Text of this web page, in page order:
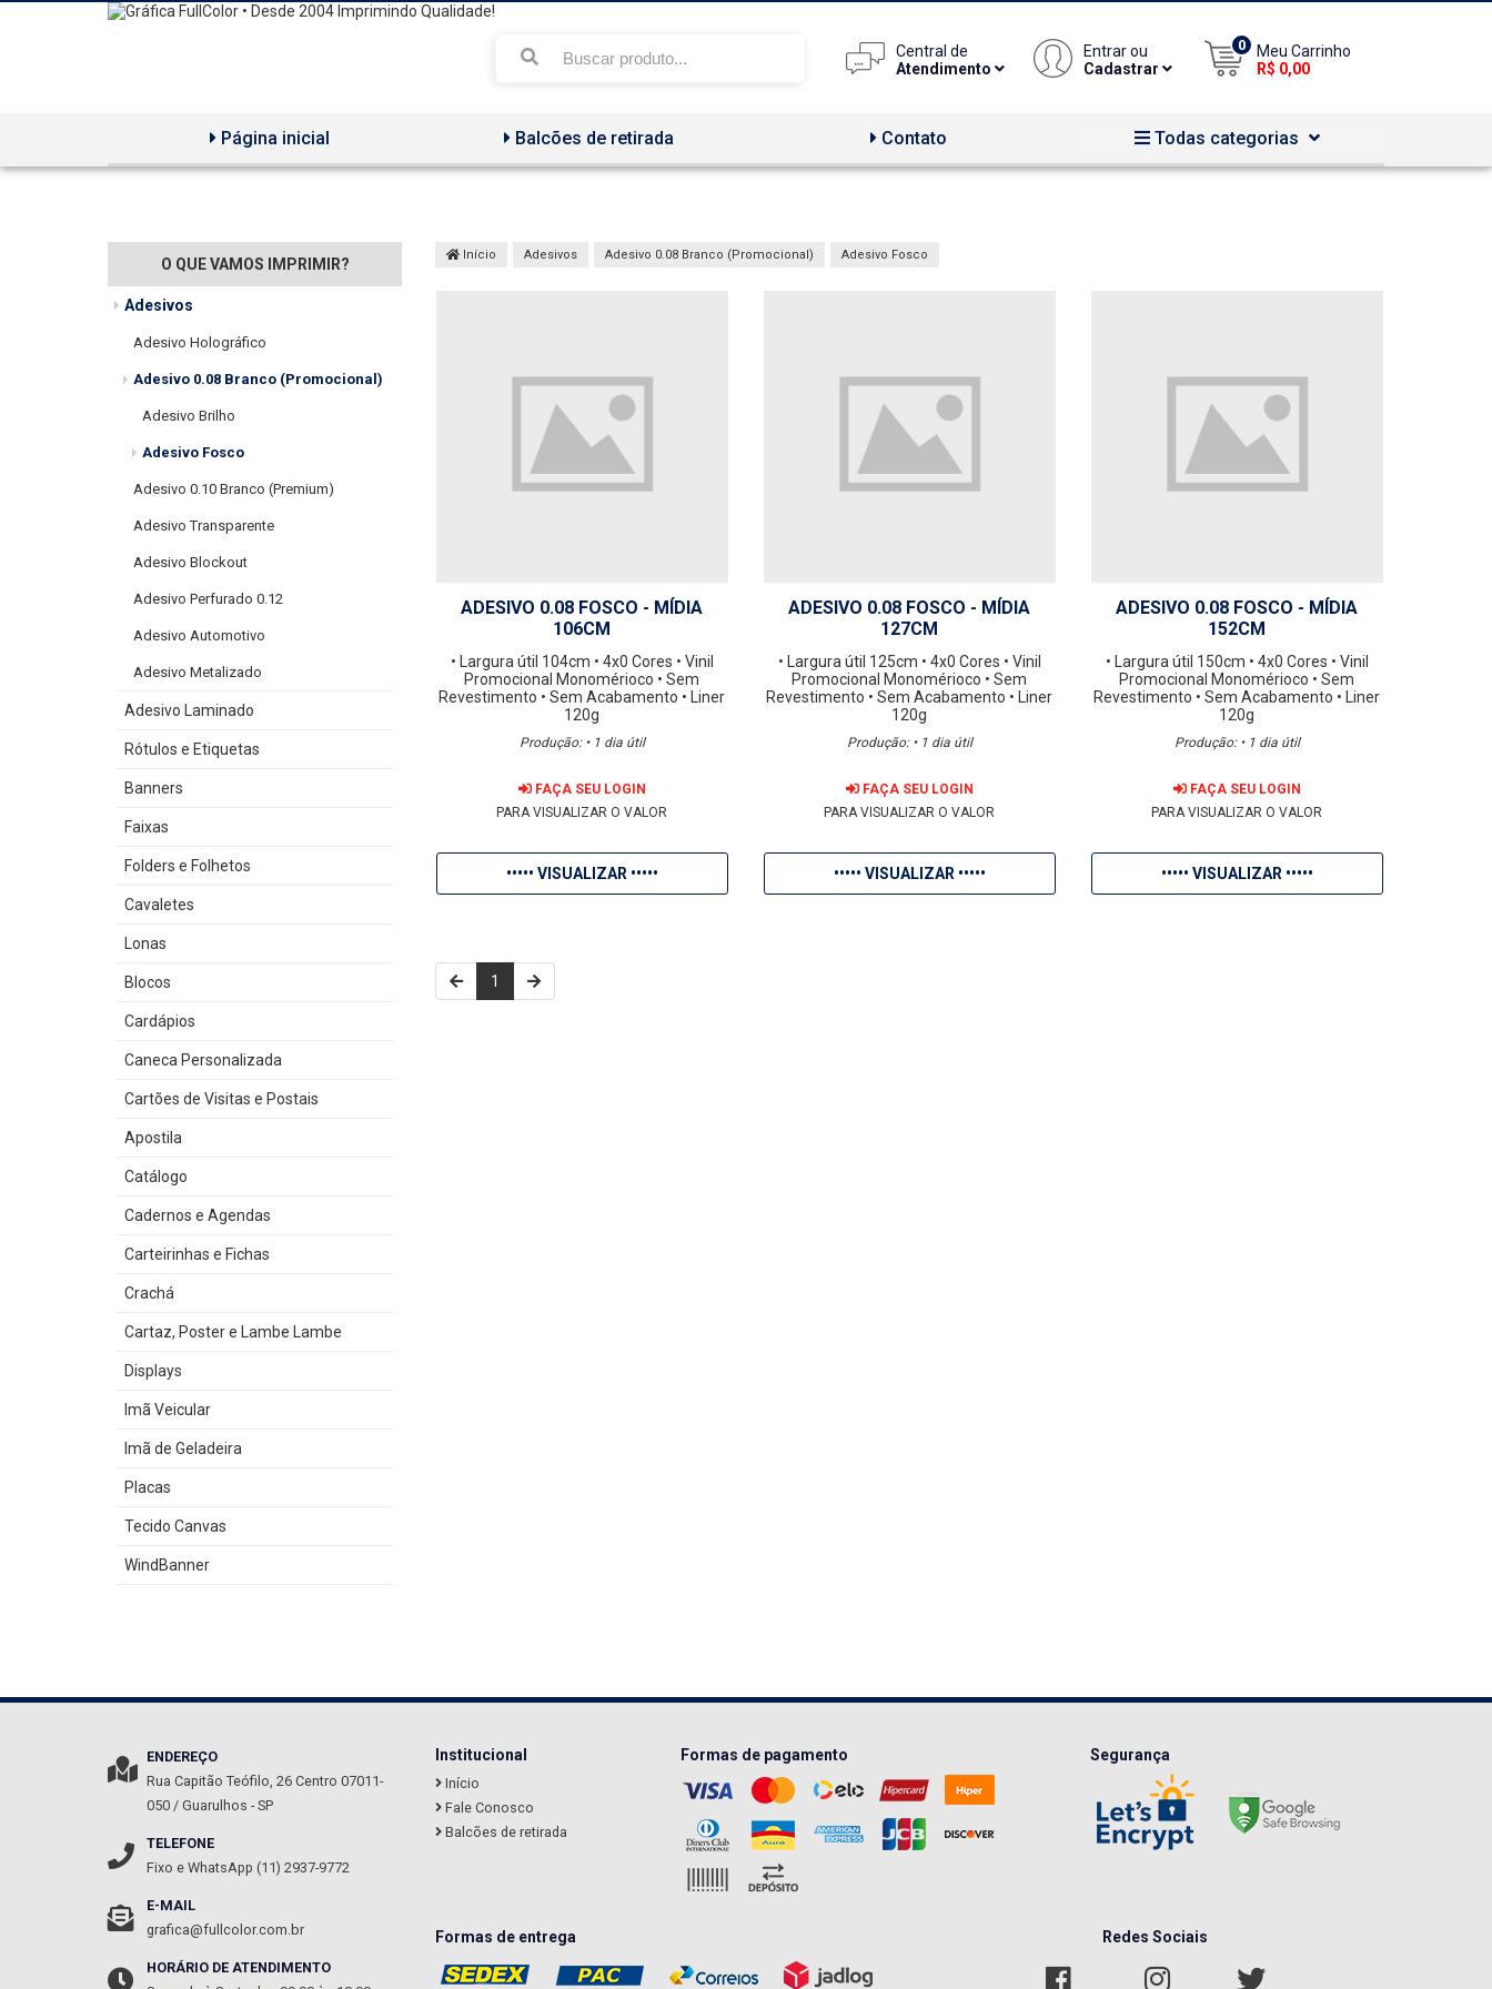
Central de
Atendimento
Entrar ou
Cadastrar
0
Meu Carrinho
R$ 0,00
Página inicial Balcões de retirada Contato Todas categorias
O QUE VAMOS IMPRIMIR?
Adesivos
Adesivo Holográfico
Adesivo 0.08 Branco (Promocional)
Adesivo Brilho
Adesivo Fosco
Adesivo 0.10 Branco (Premium)
Adesivo Transparente
Adesivo Blockout
Adesivo Perfurado 0.12
Adesivo Automotivo
Adesivo Metalizado
Adesivo Laminado
Rótulos e Etiquetas
Banners
Faixas
Folders e Folhetos
Cavaletes
Lonas
Blocos
Cardápios
Caneca Personalizada
Cartões de Visitas e Postais
Apostila
Catálogo
Cadernos e Agendas
Carteirinhas e Fichas
Crachá
Cartaz, Poster e Lambe Lambe
Displays
Imã Veicular
Imã de Geladeira
Placas
Tecido Canvas
WindBanner
Início Adesivos Adesivo 0.08 Branco (Promocional) Adesivo Fosco
ADESIVO 0.08 FOSCO - MÍDIA
106CM
• Largura útil 104cm • 4x0 Cores • Vinil
Promocional Monomérioco • Sem
Revestimento • Sem Acabamento • Liner
120g
Produção: • 1 dia útil
FAÇA SEU LOGIN
PARA VISUALIZAR O VALOR
••••• VISUALIZAR •••••
ADESIVO 0.08 FOSCO - MÍDIA
127CM
• Largura útil 125cm • 4x0 Cores • Vinil
Promocional Monomérioco • Sem
Revestimento • Sem Acabamento • Liner
120g
Produção: • 1 dia útil
FAÇA SEU LOGIN
PARA VISUALIZAR O VALOR
••••• VISUALIZAR •••••
ADESIVO 0.08 FOSCO - MÍDIA
152CM
• Largura útil 150cm • 4x0 Cores • Vinil
Promocional Monomérioco • Sem
Revestimento • Sem Acabamento • Liner
120g
Produção: • 1 dia útil
FAÇA SEU LOGIN
PARA VISUALIZAR O VALOR
••••• VISUALIZAR •••••
1
ENDEREÇO
Rua Capitão Teófilo, 26 Centro 07011-
050 / Guarulhos - SP
TELEFONE
Fixo e WhatsApp (11) 2937-9772
E-MAIL
grafica@fullcolor.com.br
HORÁRIO DE ATENDIMENTO
Institucional
Início
Fale Conosco
Balcões de retirada
Formas de pagamento Segurança
Formas de entrega Redes Sociais